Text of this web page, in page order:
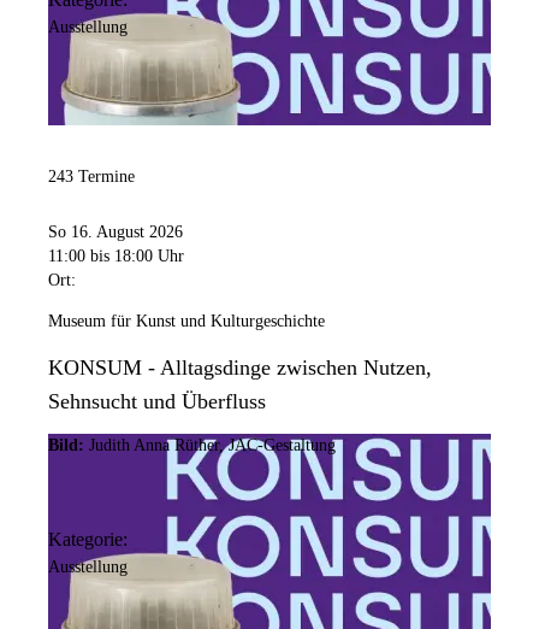
Ausstellung
243 Termine
So 16. August 2026
11:00 bis 18:00 Uhr
Ort:
Museum für Kunst und Kulturgeschichte
KONSUM - Alltagsdinge zwischen Nutzen,
Sehnsucht und Überfluss
Bild: Judith Anna Rüther, JAC-Gestaltung
Kategorie:
Ausstellung